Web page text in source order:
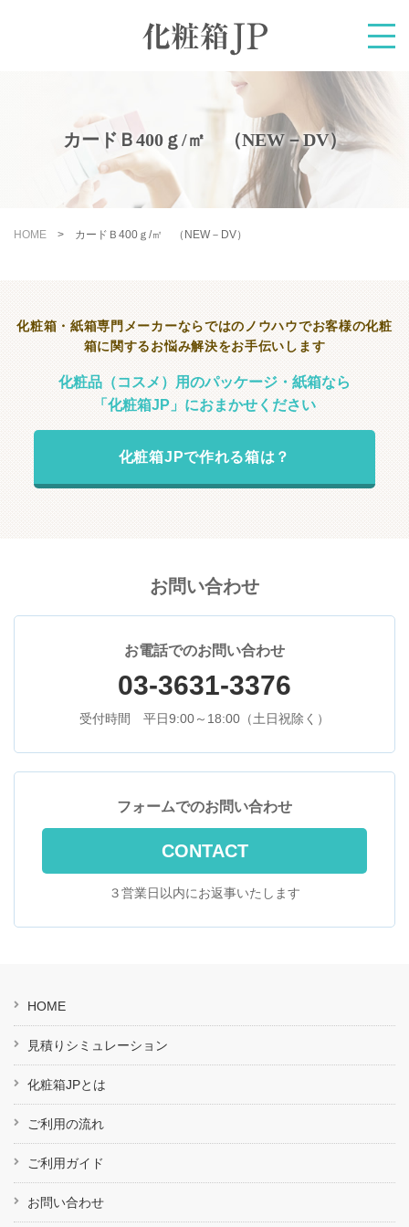
カードＢ400ｇ/㎡ （NEW－DV）
HOME > カードＢ400ｇ/㎡ （NEW－DV）
化粧箱・紙箱専門メーカーならではのノウハウでお客様の化粧
箱に関するお悩み解決をお手伝いします
化粧品（コスメ）用のパッケージ・紙箱なら
「化粧箱JP」におまかせください
化粧箱JPで作れる箱は？
お問い合わせ
お電話でのお問い合わせ
03-3631-3376
受付時間 平日9:00～18:00（土日祝除く）
フォームでのお問い合わせ
CONTACT
３営業日以内にお返事いたします
HOME
見積りシミュレーション
化粧箱JPとは
ご利用の流れ
ご利用ガイド
お問い合わせ